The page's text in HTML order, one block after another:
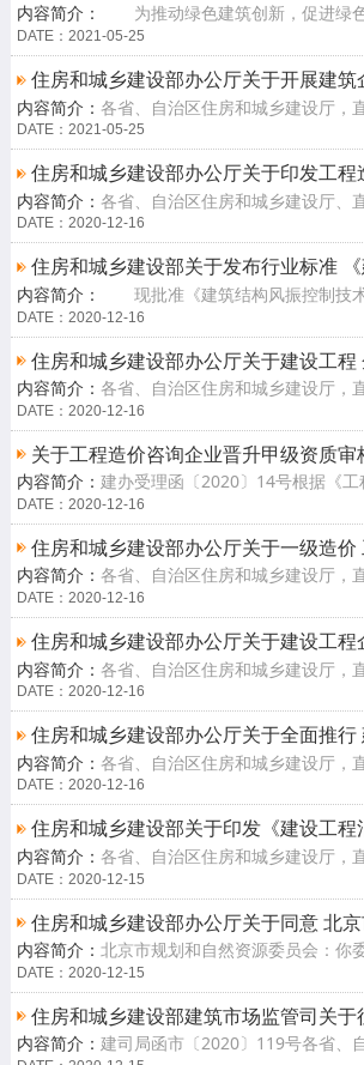
内容简介：
为推动绿色建筑创新，促进绿
据《全国绿色建筑创新奖管理办法》，我部组
国绿色建筑创[查看详情]
DATE：2021-05-25
住房和城乡建设部办公厅关于开展建筑
务要求设立分 （子）公司问题治理工
内容简介： 各省、自治区住房和城乡建设厅，
（管）委，北京市规划和自然资源委，新疆生
建设局：为[查看详情]
DATE：2021-05-25
住房和城乡建设部办公厅关于印发工程
的通知
内容简介： 各省、自治区住房和城乡建设厅、
（管）委，新疆生产建设兵团住房和城乡建设
九大和十九[查看详情]
DATE：2020-12-16
住房和城乡建设部关于发布行业标准
技术标准》的公告
内容简介：
现批准《建筑结构风振控制技术
编号为JGJ/T487-2020 ，自2020年11月1日起
城乡建设部[查看详情]
DATE：2020-12-16
住房和城乡建设部办公厅关于建设工程
事项的通知
内容简介： 各省、自治区住房和城乡建设厅，
（管）委，北京市规划和自然资源委，新疆生
建设局，有[查看详情]
DATE：2020-12-16
关于工程造价咨询企业晋升甲级资质
内容简介： 建办受理函〔2020〕14号根据《
办法》及《住房和城乡建设部办公厅关于实行
审批告知承诺[查看详情]
DATE：2020-12-16
住房和城乡建设部办公厅关于一级造
关事项的通知
内容简介： 各省、自治区住房和城乡建设厅，
（管）委，新疆生产建设兵团住房和城乡建设
价工程师注[查看详情]
DATE：2020-12-16
住房和城乡建设部办公厅关于建设工
无纸化受理的通知
内容简介： 各省、自治区住房和城乡建设厅，
（管）委，北京市规划和自然资源委，新疆生
建设局，有[查看详情]
DATE：2020-12-16
住房和城乡建设部办公厅关于全面推
证电子证照的通知
内容简介： 各省、自治区住房和城乡建设厅，
（管）委，新疆生产建设兵团住房和城乡建设
《国务院关[查看详情]
DATE：2020-12-16
住房和城乡建设部关于印发《建设工程
工作细则》和《建设工程 消防设计审
和 抽查文书式样》的通知
内容简介： 各省、自治区住房和城乡建设厅，
（管）委、北京市规划和自然资源委，新疆生
建设局：为[查看详情]
DATE：2020-12-15
住房和城乡建设部办公厅关于同意 北
制试点的复函
内容简介： 北京市规划和自然资源委员会：你
责制试点工作的请示》（京规自文〔2020〕
现函复如下[查看详情]
DATE：2020-12-15
住房和城乡建设部建筑市场监管司关于
总承包合同示范文本 （征求意见稿）
内容简介： 建司局函市〔2020〕119号各省、